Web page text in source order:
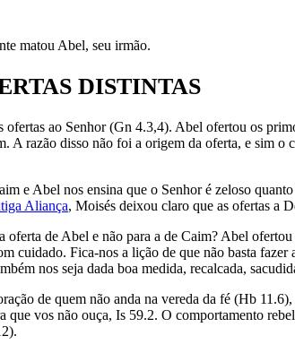
matou Abel, seu irmão.
DISTINTAS
ao Senhor (Gn 4.3,4). Abel ofertou os
A razão disso não foi a origem da oferta, e sim
e Abel nos ensina que o Senhor é zeloso
Aliança, Moisés deixou claro que as ofertas a
de Abel e não para a de Caim? Abel
cuidado. Fica-nos a lição de que não basta
nos seja dada boa medida, recalcada,
de quem não anda na vereda da fé (Hb
que vos não ouça, Is 59.2. O comportamento